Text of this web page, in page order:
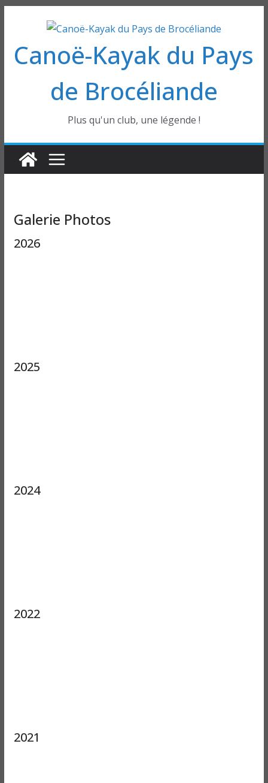
contenu
Canoë-Kayak du Pays
de Brocéliande
Plus qu'un club, une légende !
Galerie Photos
2026
2025
2024
2022
2021